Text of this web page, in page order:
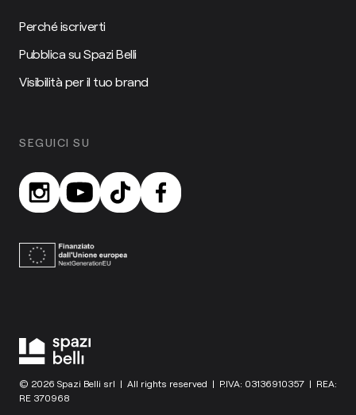
Perché iscriverti
Pubblica su Spazi Belli
Visibilità per il tuo brand
SEGUICI SU
© 2026 Spazi Belli srl | All rights reserved | P.IVA: 03136910357 | REA:
RE 370968